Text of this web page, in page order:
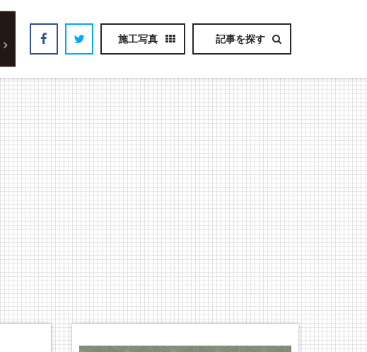
施工写真 記事を探す